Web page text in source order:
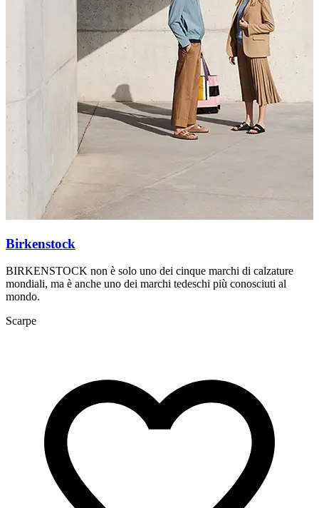
Birkenstock
BIRKENSTOCK non è solo uno dei cinque marchi di calzature
mondiali, ma è anche uno dei marchi tedeschi più conosciuti al
mondo.
Scarpe